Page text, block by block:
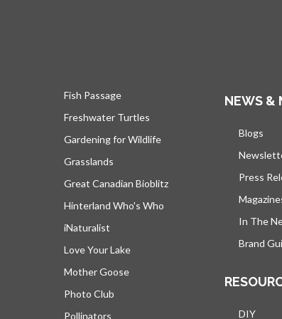
Fish Passage
Freshwater Turtles
Gardening for Wildlife
Grasslands
Great Canadian Bioblitz
Hinterland Who's Who
iNaturalist
Love Your Lake
Mother Goose
Photo Club
Pollinators
NEWS &
Blogs
Press
In The
Brand
DIY